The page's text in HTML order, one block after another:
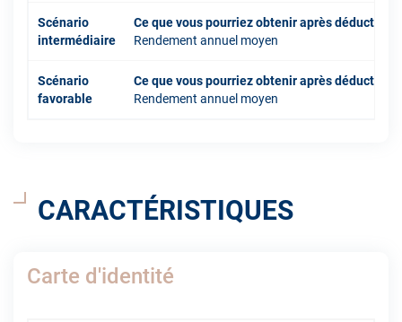
Scénario
intermédiaire
Ce que vous pourriez obtenir après déduction
Rendement annuel moyen
Scénario
favorable
Ce que vous pourriez obtenir après déduction
Rendement annuel moyen
CARACTÉRISTIQUES
Carte d'identité